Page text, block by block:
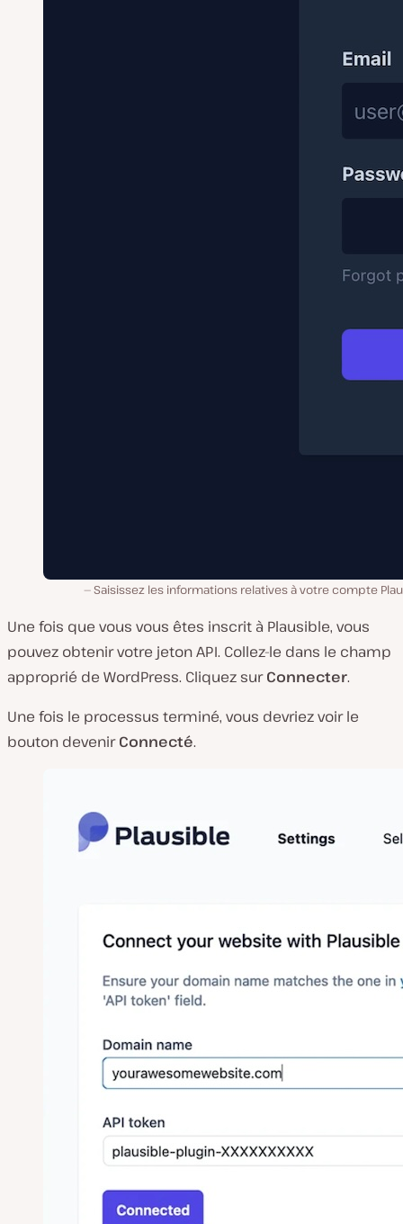
Saisissez les informations relatives à votre compte
Une fois que vous vous êtes inscrit à Plausible, vous
pouvez obtenir votre jeton API. Collez-le dans le champ
approprié de WordPress. Cliquez surConnecter.
Une fois le processus terminé, vous devriez voir le
bouton devenirConnecté.